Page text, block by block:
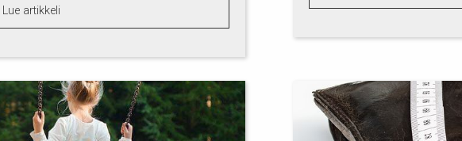
Lue artikkeli